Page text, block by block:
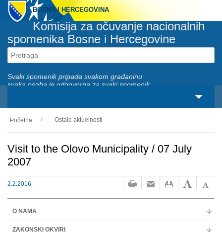
BOSNA I HERCEGOVINA
Komisija za očuvanje nacionalnih
spomenika Bosne i Hercegovine
Svaki spomenik pripada svakom građaninu
svaka osoba je odgovorna za svaki spomenik
O nama
Zakonski okviri
Aktivnosti
Nacionalni spomenici
Servisi
Multimedija
Početna Ostale aktuelnosti
Visit to the Olovo Municipality / 07 July
2007
2.2.2016
O NAMA
ZAKONSKI OKVIRI